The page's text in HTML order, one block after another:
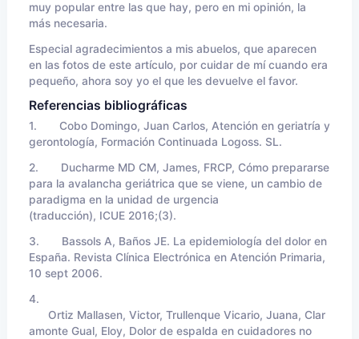
muy popular entre las que hay, pero en mi opinión, la
más necesaria.
Especial agradecimientos a mis abuelos, que aparecen
en las fotos de este artículo, por cuidar de mí cuando era
pequeño, ahora soy yo el que les devuelve el favor.
Referencias bibliográficas
1. Cobo Domingo, Juan Carlos, Atención en geriatría y
gerontología, Formación Continuada Logoss. SL.
2. Ducharme MD CM, James, FRCP, Cómo prepararse
para la avalancha geriátrica que se viene, un cambio de
paradigma en la unidad de urgencia
(traducción), ICUE 2016;(3).
3. Bassols A, Baños JE. La epidemiología del dolor en
España. Revista Clínica Electrónica en Atención Primaria,
10 sept 2006.
4.
Ortiz Mallasen, Victor, Trullenque Vicario, Juana, Clar
amonte Gual, Eloy, Dolor de espalda en cuidadores no